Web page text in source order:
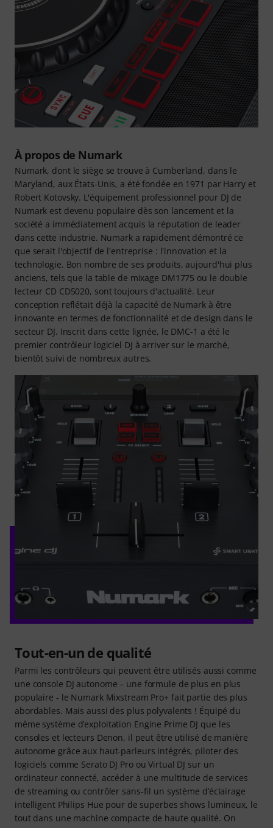
À propos de Numark
Numark, dont le siège se trouve à Cumberland, dans le
Maryland, aux États-Unis, a été fondée en 1971 par Harry et
Robert Kotovsky. L'équipement professionnel pour DJ de
Numark est devenu populaire dès son lancement et la
société a immédiatement acquis la réputation de leader
dans cette industrie. Numark a rapidement démontré ce
que serait l'objectif de l'entreprise : l'innovation et la
technologie. Bon nombre de ses produits, aujourd'hui plus
anciens, tels que la table de mixage DM1775 ou le double
lecteur CD CD5020, sont toujours d'actualité. Leur
conception reflétait déjà la capacité de Numark à être
innovante en termes de fonctionnalité et de design dans le
secteur DJ. Inscrit dans cette lignée, le DMC-1 a été le
premier contrôleur logiciel DJ à arriver sur le marché,
bientôt suivi de nombreux autres.
Tout-en-un de qualité
Parmi les contrôleurs qui peuvent être utilisés aussi comme
une console DJ autonome – une formule de plus en plus
populaire - le Numark Mixstream Pro+ fait partie des plus
abordables. Mais aussi des plus polyvalents ! Équipé du
même système d’exploitation Engine Prime DJ que les
consoles et lecteurs Denon, il peut être utilisé de manière
autonome grâce aux haut-parleurs intégrés, piloter des
logiciels comme Serato DJ Pro ou Virtual DJ sur un
ordinateur connecté, accéder à une multitude de services
de streaming ou contrôler sans-fil un système d’éclairage
intelligent Philips Hue pour de superbes shows lumineux, le
tout dans une machine compacte de haute qualité. On